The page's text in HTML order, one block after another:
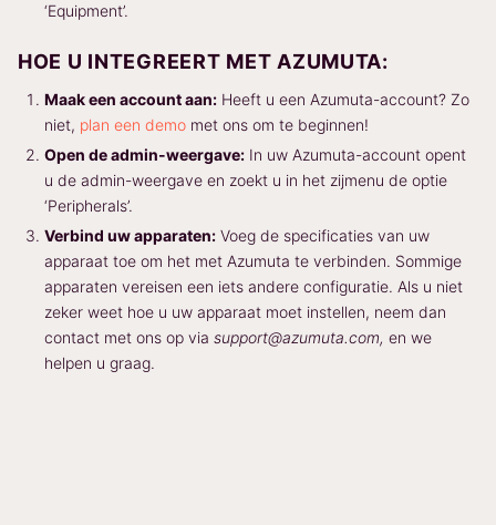
‘Equipment’.
HOE U INTEGREERT MET AZUMUTA:
Maak een account aan: Heeft u een Azumuta-account? Zo
niet, plan een demo met ons om te beginnen!
Open de admin-weergave: In uw Azumuta-account opent
u de admin-weergave en zoekt u in het zijmenu de optie
‘Peripherals’.
Verbind uw apparaten: Voeg de specificaties van uw
apparaat toe om het met Azumuta te verbinden. Sommige
apparaten vereisen een iets andere configuratie. Als u niet
zeker weet hoe u uw apparaat moet instellen, neem dan
contact met ons op via support@azumuta.com, en we
helpen u graag.